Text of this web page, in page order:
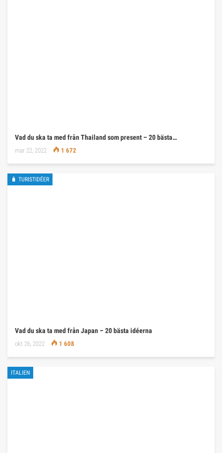
Vad du ska ta med från Thailand som present – 20 bästa…
mar 22, 2022 1 672
🧳 TURISTIDÉER
Vad du ska ta med från Japan – 20 bästa idéerna
okt 26, 2022 1 608
ITALIEN